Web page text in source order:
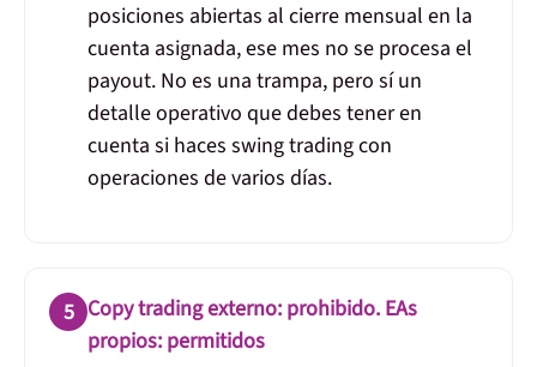
posiciones abiertas al cierre mensual en la
cuenta asignada, ese mes no se procesa el
payout. No es una trampa, pero sí un
detalle operativo que debes tener en
cuenta si haces swing trading con
operaciones de varios días.
5 Copy trading externo: prohibido. EAs
propios: permitidos